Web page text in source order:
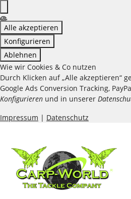
Alle akzeptieren
Konfigurieren
Ablehnen
Wie wir Cookies & Co nutzen
Durch Klicken auf „Alle akzeptieren“
Google Ads Conversion Tracking,
Konfigurieren und in unserer
Impressum | Datenschutz